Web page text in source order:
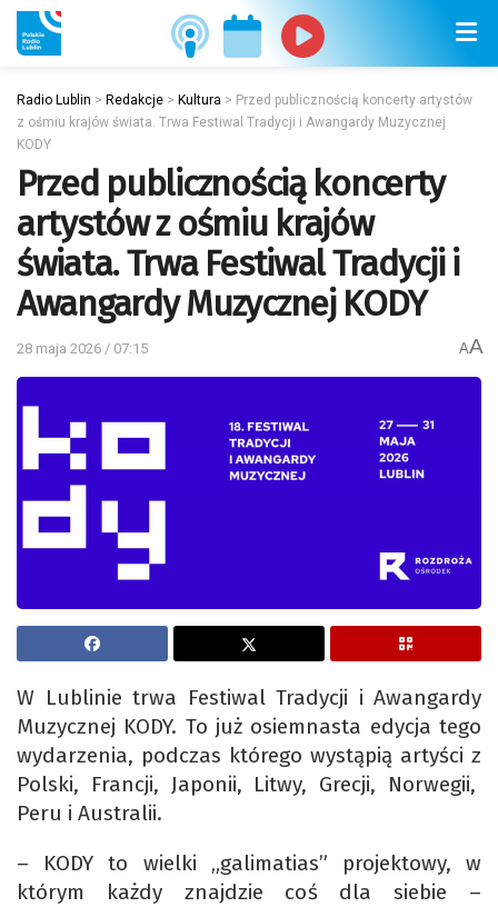
Radio Lublin > Redakcje > Kultura > Przed publicznością koncerty artystów
z ośmiu krajów świata. Trwa Festiwal Tradycji i Awangardy Muzycznej
KODY
Przed publicznością koncerty
artystów z ośmiu krajów
świata. Trwa Festiwal Tradycji i
Awangardy Muzycznej KODY
28 maja 2026 / 07:15 AA
W Lublinie trwa Festiwal Tradycji i Awangardy
Muzycznej KODY. To już osiemnasta edycja tego
wydarzenia, podczas którego wystąpią artyści z
Polski, Francji, Japonii, Litwy, Grecji, Norwegii,
Peru i Australii.
– KODY to wielki „galimatias” projektowy, w
którym każdy znajdzie coś dla siebie –